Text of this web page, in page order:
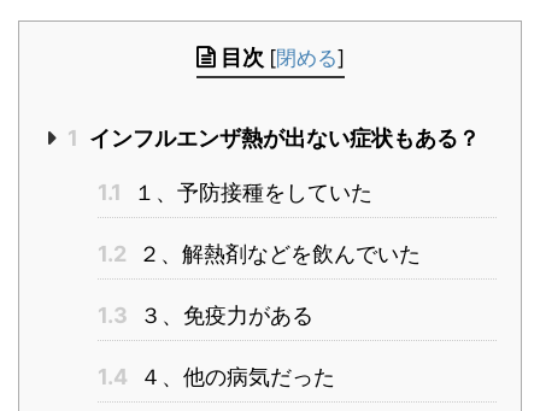
目次 [閉める]
1 インフルエンザ熱が出ない症状もある？
1.1 １、予防接種をしていた
1.2 ２、解熱剤などを飲んでいた
1.3 ３、免疫力がある
1.4 ４、他の病気だった